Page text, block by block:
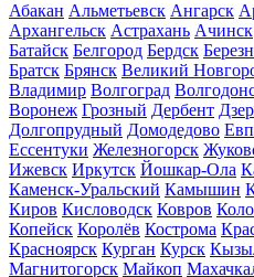
Абакан Альметьевск Ангарск
Архангельск Астрахань Ачинск
Батайск Белгород Бердск
Братск Брянск Великий
Владимир Волгоград
Воронеж Грозный Дербент
Долгопрудный Домодедово
Ессентуки Железногорск
Ижевск Иркутск Йошкар-Ола
Каменск-Уральский Камышин
Киров Кисловодск Ковров
Копейск Королёв Кострома
Красноярск Курган Курск
Магнитогорск Майкоп